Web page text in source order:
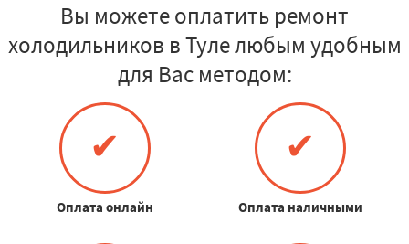
Вы можете оплатить ремонт
холодильников в Туле любым удобным
для Вас методом:
✔
Оплата онлайн
✔
Оплата наличными